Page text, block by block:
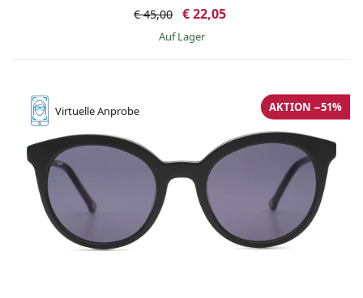
€ 45,00 € 22,05
auf Lager
VirtuelleAnprobe AKTION −51%